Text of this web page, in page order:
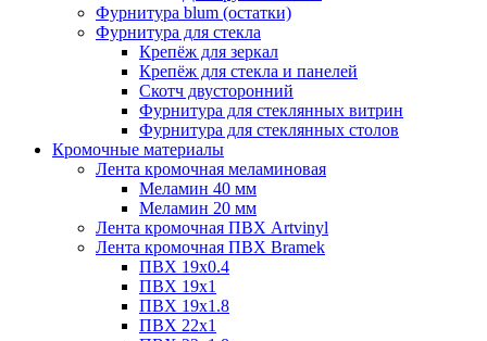
Фурнитура blum (остатки)
Фурнитура для стекла
Крепёж для зеркал
Крепёж для стекла и панелей
Скотч двусторонний
Фурнитура для стеклянных витрин
Фурнитура для стеклянных столов
Кромочные материалы
Лента кромочная меламиновая
Меламин 40 мм
Меламин 20 мм
Лента кромочная ПВХ Artvinyl
Лента кромочная ПВХ Bramek
ПВХ 19x0.4
ПВХ 19х1
ПВХ 19х1.8
ПВХ 22х1